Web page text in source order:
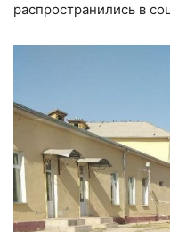
распространились в